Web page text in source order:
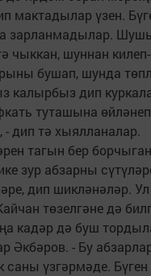
мактадылар үзен.
зарланмадылар.
чыккан, шуннан
бушап, шунда
калырбыз дип
туташына
- дип тә хыялланалар.
тагын бер
зур абзарны
дип шикләнәләр.
төзелгәне дә
кадәр дә буш
Әкбәров. - Бу
саны үзгәрмәде.